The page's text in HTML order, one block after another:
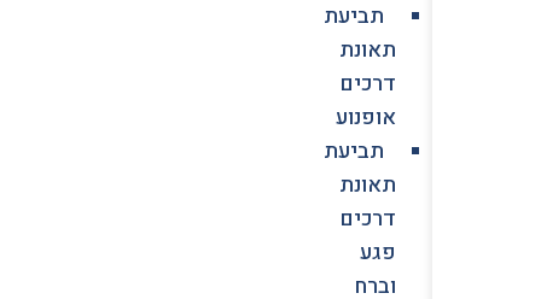
תביעת
תאונת
דרכים
אופנוע
תביעת
תאונת
דרכים
פגע
וברח